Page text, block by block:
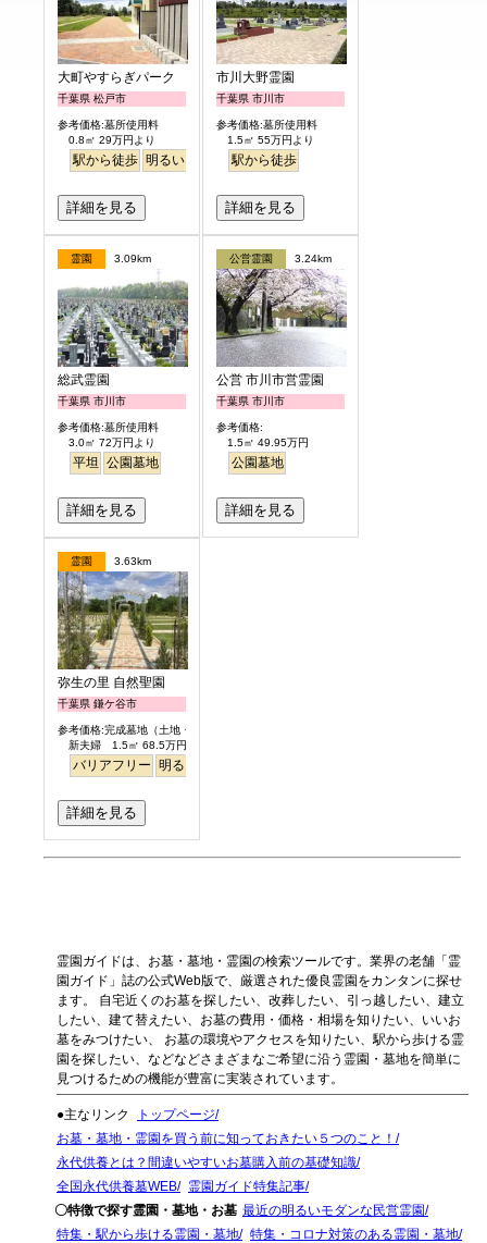
大町やすらぎパーク
千葉県 松戸市
参考価格:墓所使用料
0.8㎡ 29万円より
駅から徒歩 明るい
詳細を見る
市川大野霊園
千葉県 市川市
参考価格:墓所使用料
1.5㎡ 55万円より
駅から徒歩
詳細を見る
霊園 3.09km
総武霊園
千葉県 市川市
参考価格:墓所使用料
3.0㎡ 72万円より
平坦 公園墓地
詳細を見る
公営霊園 3.24km
公営 市川市営霊園
千葉県 市川市
参考価格:
1.5㎡ 49.95万円
公園墓地
詳細を見る
霊園 3.63km
弥生の里 自然聖園
千葉県 鎌ケ谷市
参考価格:完成墓地（土地・墓石一式含）
新夫婦 1.5㎡ 68.5万円より
バリアフリー 明るい
詳細を見る
霊園ガイドは、お墓・墓地・霊園の検索ツールです。業界の老舗「霊
園ガイド」誌の公式Web版で、厳選された優良霊園をカンタンに探せ
ます。 自宅近くのお墓を探したい、改葬したい、引っ越したい、建立
したい、建て替えたい、お墓の費用・価格・相場を知りたい、いいお
墓をみつけたい、 お墓の環境やアクセスを知りたい、駅から歩ける霊
園を探したい、などなどさまざまなご希望に沿う霊園・墓地を簡単に
見つけるための機能が豊富に実装されています。
●主なリンク
トップページ
お墓・墓地・霊園を買う前に知っておきたい５つのこと！
永代供養とは？間違いやすいお墓購入前の基礎知識
全国永代供養墓WEB
霊園ガイド特集記事
〇特徴で探す霊園・墓地・お墓 最近の明るいモダンな民営霊園
特集・駅から歩ける霊園・墓地
特集・コロナ対策のある霊園・墓地